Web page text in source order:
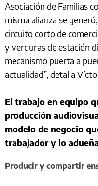
Asociación de Familias
misma alianza se
circuito corto de
y verduras de estación
mecanismo puerta a
actualidad”, detalla
El trabajo en equipo
producción
modelo de negocio
trabajador y lo
Producir y compartir